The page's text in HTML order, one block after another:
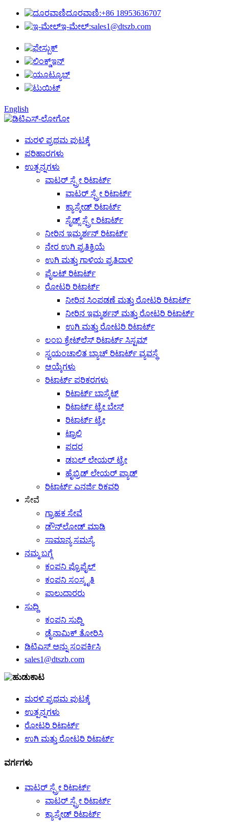
ದೂರವಾಣಿ:+86 18953636707
ಇ-ಮೇಲ್:sales1@dtszb.com
English
ಮರಳಿ ಪ್ರಥಮ ಪುಟಕ್ಕೆ
ಪರಿಹಾರಗಳು
ಉತ್ಪನ್ನಗಳು
ವಾಟರ್ ಸ್ಪ್ರೇ ರಿಟಾರ್ಟ್
ವಾಟರ್ ಸ್ಪ್ರೇ ರಿಟಾರ್ಟ್
ಕ್ಯಾಸ್ಕೇಡ್ ರಿಟಾರ್ಟ್
ಸೈಡ್ಸ್ ಸ್ಪ್ರೇ ರಿಟಾರ್ಟ್
ನೀರಿನ ಇಮ್ಮರ್ಶನ್ ರಿಟಾರ್ಟ್
ನೇರ ಉಗಿ ಪ್ರತಿಕ್ರಿಯೆ
ಉಗಿ ಮತ್ತು ಗಾಳಿಯ ಪ್ರತಿದಾಳಿ
ಪೈಲಟ್ ರಿಟಾರ್ಟ್
ರೋಟರಿ ರಿಟಾರ್ಟ್
ನೀರಿನ ಸಿಂಪಡಣೆ ಮತ್ತು ರೋಟರಿ ರಿಟಾರ್ಟ್
ನೀರಿನ ಇಮ್ಮರ್ಶನ್ ಮತ್ತು ರೋಟರಿ ರಿಟಾರ್ಟ್
ಉಗಿ ಮತ್ತು ರೋಟರಿ ರಿಟಾರ್ಟ್
ಲಂಬ ಕ್ರೇಟ್‌ಲೆಸ್ ರಿಟಾರ್ಟ್ ಸಿಸ್ಟಮ್
ಸ್ವಯಂಚಾಲಿತ ಬ್ಯಾಚ್ ರಿಟಾರ್ಟ್ ವ್ಯವಸ್ಥೆ
ಆಯ್ಕೆಗಳು
ರಿಟಾರ್ಟ್ ಪರಿಕರಗಳು
ರಿಟಾರ್ಟ್ ಬಾಸ್ಕೆಟ್
ರಿಟಾರ್ಟ್ ಟ್ರೇ ಬೇಸ್
ರಿಟಾರ್ಟ್ ಟ್ರೇ
ಟ್ರಾಲಿ
ಪದರ
ಡಬಲ್ ಲೇಯರ್ ಟ್ರೇ
ಹೈಬ್ರಿಡ್ ಲೇಯರ್ ಪ್ಯಾಡ್
ರಿಟಾರ್ಟ್ ಎನರ್ಜಿ ರಿಕವರಿ
ಸೇವೆ
ಗ್ರಾಹಕ ಸೇವೆ
ಡೌನ್‌ಲೋಡ್ ಮಾಡಿ
ಸಾಮಾನ್ಯ ಸಮಸ್ಯೆ
ನಮ್ಮ ಬಗ್ಗೆ
ಕಂಪನಿ ಪ್ರೊಫೈಲ್
ಕಂಪನಿ ಸಂಸ್ಕೃತಿ
ಪಾಲುದಾರರು
ಸುದ್ದಿ
ಕಂಪನಿ ಸುದ್ದಿ
ಡೈನಾಮಿಕ್ ತೋರಿಸಿ
ಡಿಟಿಎಸ್ ಅನ್ನು ಸಂಪರ್ಕಿಸಿ
sales1@dtszb.com
ಮರಳಿ ಪ್ರಥಮ ಪುಟಕ್ಕೆ
ಉತ್ಪನ್ನಗಳು
ರೋಟರಿ ರಿಟಾರ್ಟ್
ಉಗಿ ಮತ್ತು ರೋಟರಿ ರಿಟಾರ್ಟ್
ವರ್ಗಗಳು
ವಾಟರ್ ಸ್ಪ್ರೇ ರಿಟಾರ್ಟ್
ವಾಟರ್ ಸ್ಪ್ರೇ ರಿಟಾರ್ಟ್
ಕ್ಯಾಸ್ಕೇಡ್ ರಿಟಾರ್ಟ್